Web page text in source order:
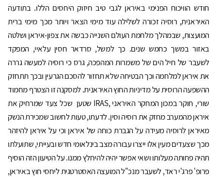
חודש הוויכוח הפנימי באיראן לגבי טיב חיזוק היחסים הללו. בתודעה
האיראנית, רוסיה זכורה לשלילה עוד מימי הצאר ויותר מכך מימי ברית
המועצות, שבמהלך מלחמת העולם השנייה כבשה את צפון-איראן ושלטה
באזור במשך כחמש שנים. כך למשל, סרדאר חסין עלאיי, המפקד
לשעבר של חיל הים של משמרות המהפכה, גרס כי רוסיה למעשה גררה
את איראן למלחמה וכך הבטיחה שלא תחזור להסכם הגרעין ובכך תתחזק
ההשפעה הרוסית על מדיניות החוץ האיראנית. למסקנה זו הצטרף מחמוד
שורי, חוקר במכון המחקר האיראני ,IRAS שטען שכל צעד שמרחיק את
איראן מהמערב מחזק את רוסיה וסין. לדעתו, טעות לחשוב שמכירת הנשק
מאיראן לרוסיה מעידה על הגברת כוחה של איראן וכי על איראן להיזהר
מכך שצעדים מעין אלו ייצרו עבורה מצב בינלאומי חדש ובעייתי, שתועלתו
תהיה פחותה מעלותו ושאי אפשר יהיה להיחלץ ממנו. על הטיעון הזה הוסיף
פרופ' פרג'י ראד, לשעבר מנכ"ל המועצה האסטרטגית ליחסי חוץ באיראן,